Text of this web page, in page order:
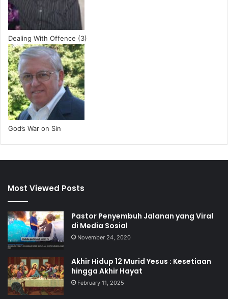
Dealing With Offence (3)
God’s War on Sin
Most Viewed Posts
Pastor Penyembuh Jalanan yang Viral
di Media Sosial
November 24, 2020
Akhir Hidup 12 Murid Yesus : Kesetiaan
hingga Akhir Hayat
February 11, 2025